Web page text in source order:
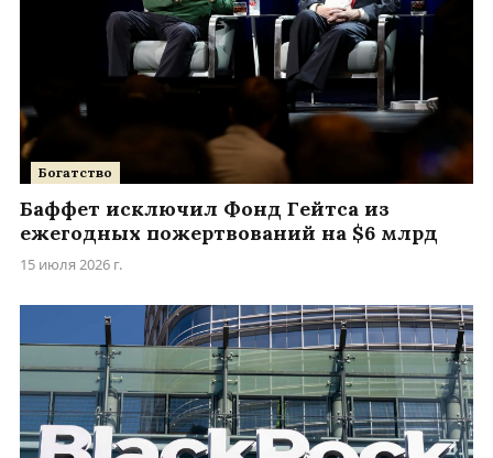
Богатство
Баффет исключил Фонд Гейтса из
ежегодных пожертвований на $6 млрд
15 июля 2026 г.